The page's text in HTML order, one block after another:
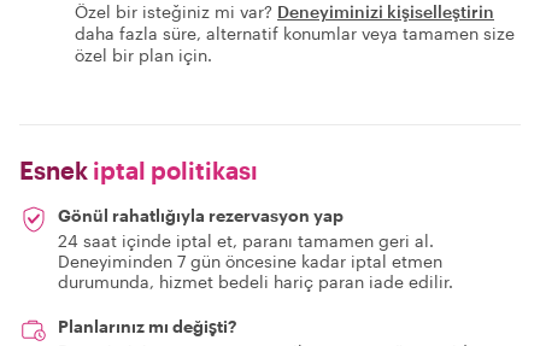
Özel bir isteğiniz mi var? Deneyiminizi kişiselleştirin
daha fazla süre, alternatif konumlar veya tamamen size
özel bir plan için.
Esnek iptal politikası
Gönül rahatlığıyla rezervasyon yap
24 saat içinde iptal et, paranı tamamen geri al.
Deneyiminden 7 gün öncesine kadar iptal etmen
durumunda, hizmet bedeli hariç paran iade edilir.
Planlarınız mı değişti?